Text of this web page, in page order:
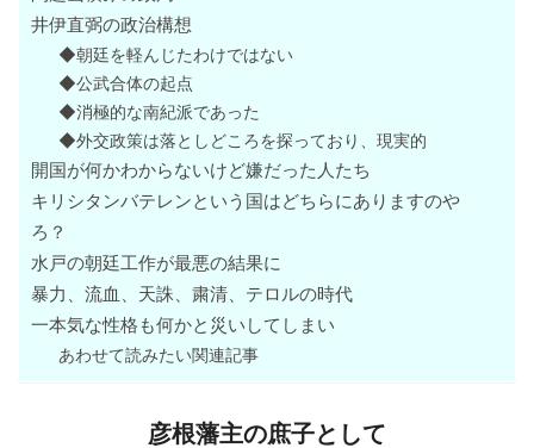
井伊直弼の政治構想
◆朝廷を軽んじたわけではない
◆公武合体の起点
◆消極的な南紀派であった
◆外交政策は落としどころを探っており、現実的
開国が何かわからないけど嫌だった人たち
キリシタンバテレンという国はどちらにありますのや
ろ？
水戸の朝廷工作が最悪の結果に
暴力、流血、天誅、粛清、テロルの時代
一本気な性格も何かと災いしてしまい
あわせて読みたい関連記事
彦根藩主の庶子として